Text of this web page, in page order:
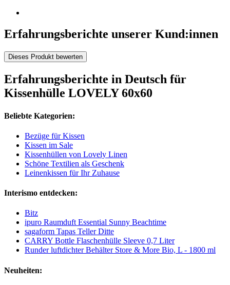
Erfahrungsberichte unserer Kund:innen
Dieses Produkt bewerten
Erfahrungsberichte in Deutsch für
Kissenhülle LOVELY 60x60
Beliebte Kategorien:
Bezüge für Kissen
Kissen im Sale
Kissenhüllen von Lovely Linen
Schöne Textilien als Geschenk
Leinenkissen für Ihr Zuhause
Interismo entdecken:
Bitz
ipuro Raumduft Essential Sunny Beachtime
sagaform Tapas Teller Ditte
CARRY Bottle Flaschenhülle Sleeve 0,7 Liter
Runder luftdichter Behälter Store & More Bio, L - 1800 ml
Neuheiten: